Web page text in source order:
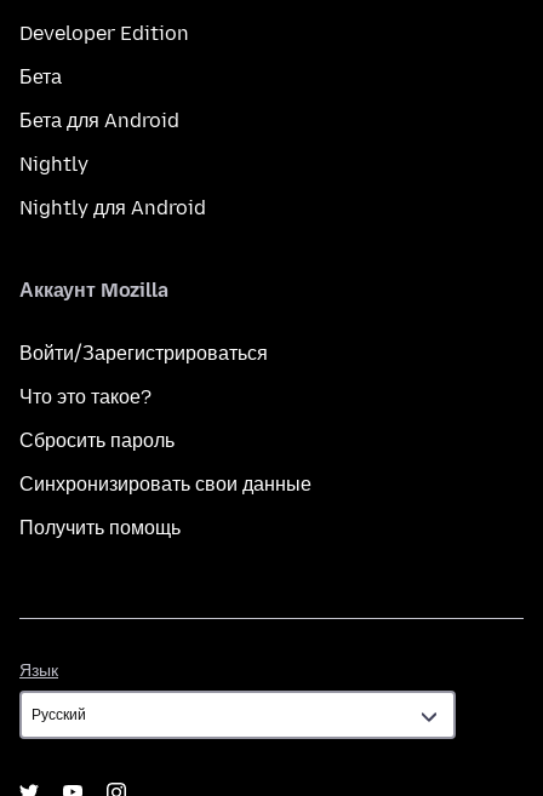
Developer Edition
Бета
Бета для Android
Nightly
Nightly для Android
Аккаунт Mozilla
Войти/Зарегистрироваться
Что это такое?
Сбросить пароль
Синхронизировать свои данные
Получить помощь
Язык